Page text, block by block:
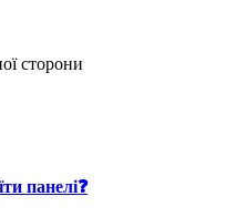
сторони
панелі❓